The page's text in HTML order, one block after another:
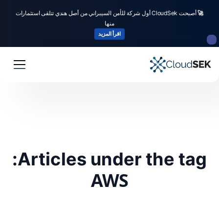
🚀
أصبحت CloudSek أول شركة للأمن السيبراني من أصل هندي تتلقى استثمارات
منها
اقرأ المزيد
Articles under the tag:
AWS